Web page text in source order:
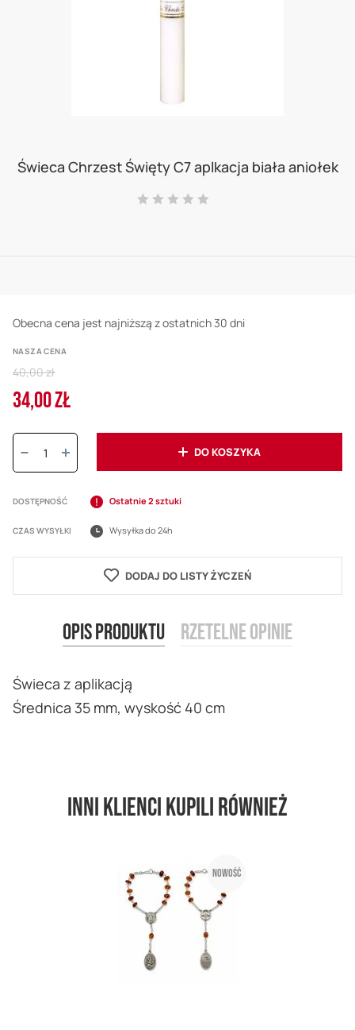
Świeca Chrzest Święty C7 aplkacja biała aniołek
Ocena:
Obecna cena jest najniższą z ostatnich 30 dni
NASZA CENA
Cena
34,00 ZŁ
Regular
Price
40,00 zł
Ilość:
DO KOSZYKA
DOSTĘPNOŚĆ Ostatnie 2 sztuki
CZAS WYSYŁKI Wysyłka do 24h
DODAJ DO LISTY ŻYCZEŃ
Opis produktu
Świeca z aplikacją
Średnica 35 mm, wyskość 40 cm
Rzetelne opinie
Inni klienci kupili również
Nowość